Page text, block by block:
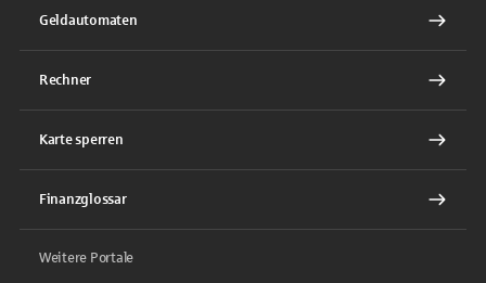
Geldautomaten
Rechner
Karte sperren
Finanzglossar
Weitere Portale